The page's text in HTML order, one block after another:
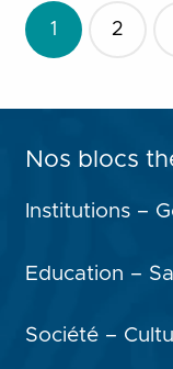
Pagination
des
1 2
Nos blocs
Institutions –
Education –
Société –